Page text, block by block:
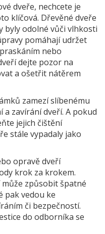
dveře, nechcete je
klíčová. Dřevěné dveře
byly odolné vůči vlhkosti
pomáhají udržet
nebo
dejte pozor na
a ošetřit nátěrem
zamezí slíbenému
zavírání dveří. A pokud
jejich čištění
stále vypadaly jako
opravě dveří
krok za krokem.
způsobit špatné
pak vedou ke
či bezpečností.
do odborníka se